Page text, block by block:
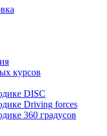
курсов
DISC
Driving forces
360 градусов